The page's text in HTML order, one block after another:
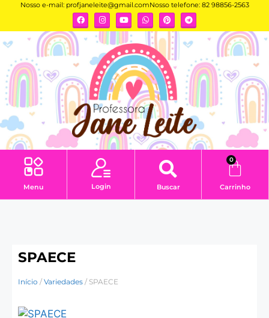
Nosso e-mail: profjaneleite@gmail.comNosso telefone: 82 98856-2563
Menu Login Buscar
0
Carrinho
SPAECE
Início / Variedades / SPAECE